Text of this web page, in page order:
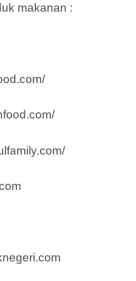
makanan :